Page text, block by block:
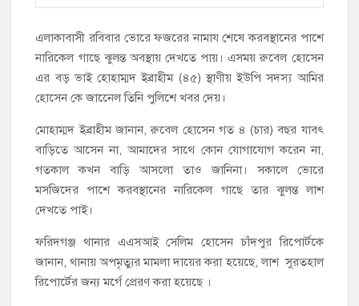
এলাকাবাসী রবিবার ভোরে ফজরের নামায শেষে করবস্থানের পাশে
নারিকেল গাছে ঝুলন্ত অবস্থায় দেখতে পায়। এসময় রুবেল হোসেন
এর বড় ভাই হোহাম্মদ ইব্রাহীম (৪৫) স্থাণীয় ইউপি সদস্য আমির
হোসেন কে জানেেল তিনি পুলিশে খবর দেয়।
মোহাম্মদ ইব্রাহীম জানান, রুবেল হোসেন গত ৪ (চার) বছর যাবৎ
বাড়িতে আসেন না, আমাদের সাথে কোন যোগাযোগ করেন না,
গতকাল কখন বাড়ি আসলো তাও জানিনা। সকালে ভোরে
মসজিদের পাশে করবস্থানের নারিকেল গাছে তার ঝুলন্ত লাশ
দেখতে পাই।
ফরিদগঞ্জ থানার এএসআই সেলিম হোসেন চাঁদপুর রিপোর্টকে
জানান, থানায় অপমৃত্যুর মামলা দায়ের করা হয়েছে, লাশ সুরতহাল
রিপোর্টের জন্য মর্গে প্রেরণ করা হয়েছে ।